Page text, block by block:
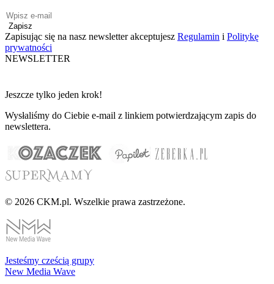
Zapisz
Zapisując się na nasz newsletter akceptujesz Regulamin i Politykę
prywatności
NEWSLETTER
Jeszcze tylko jeden krok!
Wysłaliśmy do Ciebie e-mail z linkiem potwierdzającym zapis do
newslettera.
© 2026 CKM.pl. Wszelkie prawa zastrzeżone.
Jesteśmy cześcią grupy
New Media Wave